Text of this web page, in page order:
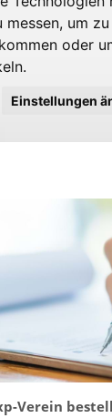
messen, um
oder
Einstellungen
Verein